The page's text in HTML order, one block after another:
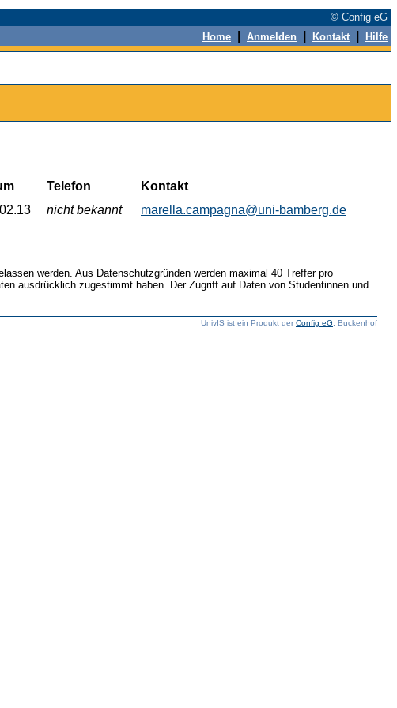
© Config eG
Home Anmelden Kontakt Hilfe
Telefon
Kontakt
nicht bekannt marella.campagna@uni-bamberg.de
werden. Aus Datenschutzgründen werden maximal 40 Treffer pro
ausdrücklich zugestimmt haben. Der Zugriff auf Daten von Studentinnen und
UnivIS ist ein Produkt derConfig eG , Buckenhof